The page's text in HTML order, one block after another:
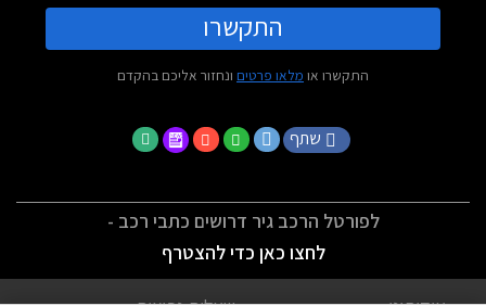
התקשרו
התקשרו או מלאו פרטים ונחזור אליכם בהקדם
שתף
לפורטל הרכב גיר דרושים כתבי רכב -
לחצו כאן כדי להצטרף